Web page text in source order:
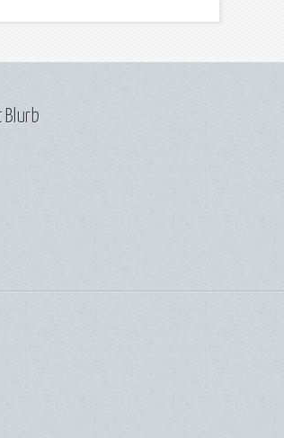
Blurb